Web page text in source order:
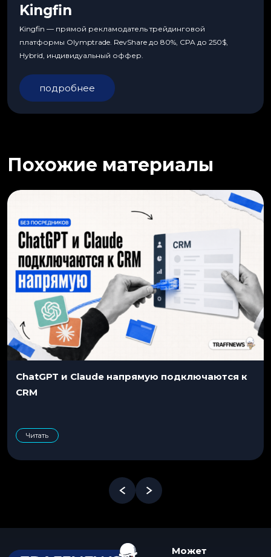
Kingfin
Kingfin — прямой рекламодатель трейдинговой
платформы Olymptrade. RevShare до 80%, CPA до 250$,
Hybrid, индивидуальный оффер.
подробнее
Похожие материалы
ChatGPT и Claude напрямую подключаются к
CRM
Читать
Может